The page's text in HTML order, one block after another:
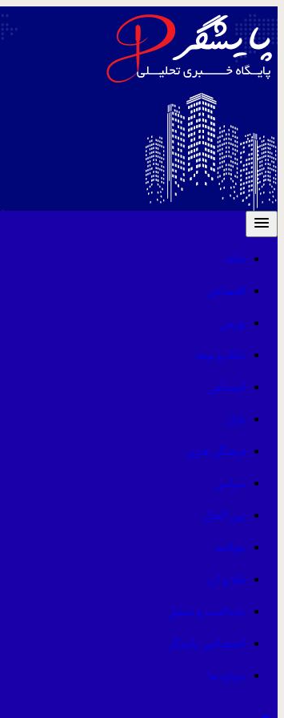
خانه
اقتصادی
بورس
بانک و بیمه
اجتماعی
بازار
فرهنگی هنری
سیاسی
بین الملل
حوادث
طلا و ارز
یادداشت و تحلیل
اختصاصی پایشگر
درباره ما